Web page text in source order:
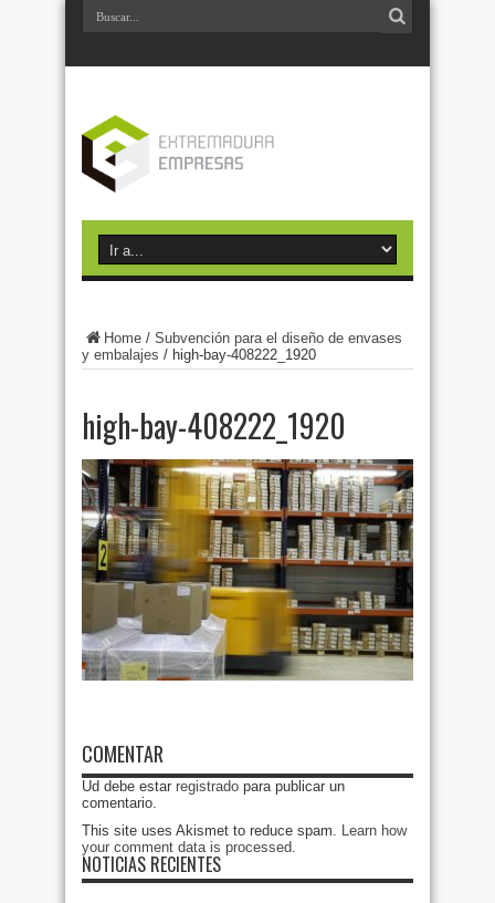
Home / Subvención para el diseño de envases
y embalajes / high-bay-408222_1920
high-bay-408222_1920
COMENTAR
Ud debe estar registrado para publicar un
comentario.
This site uses Akismet to reduce spam. Learn how
your comment data is processed.
NOTICIAS RECIENTES